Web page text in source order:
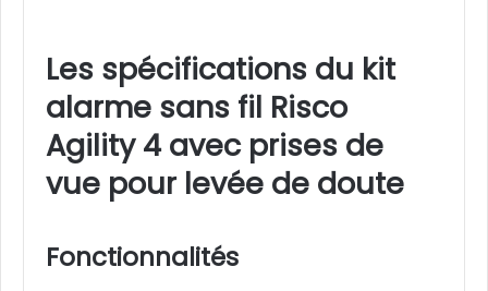
Les spécifications du kit
alarme sans fil Risco
Agility 4 avec prises de
vue pour levée de doute
Fonctionnalités